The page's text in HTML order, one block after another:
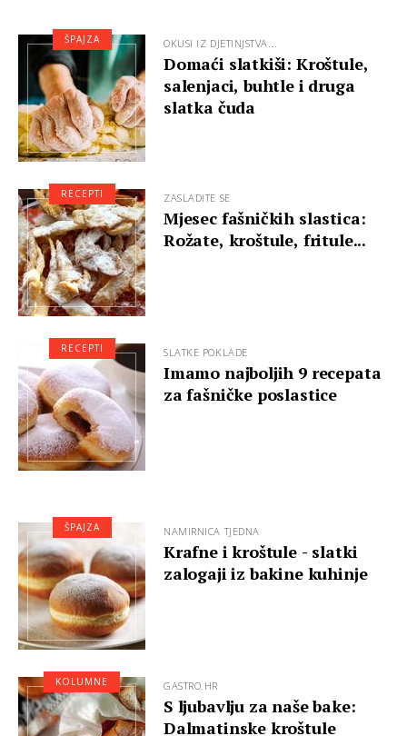
OKUSI IZ DJETINJSTVA...
Domaći slatkiši: Kroštule,
salenjaci, buhtle i druga
slatka čuda
ŠPAJZA
ZASLADITE SE
Mjesec fašničkih slastica:
Rožate, kroštule, fritule...
RECEPTI
SLATKE POKLADE
Imamo najboljih 9 recepata
za fašničke poslastice
RECEPTI
NAMIRNICA TJEDNA
Krafne i kroštule - slatki
zalogaji iz bakine kuhinje
ŠPAJZA
GASTRO.HR
S ljubavlju za naše bake:
Dalmatinske kroštule
KOLUMNE